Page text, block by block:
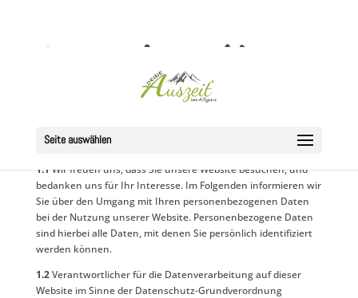
Seite auswählen
Datenschutzerklärung
1) Einleitung und
Verantwortlichen
1.1Wir freuen uns, dass Sie unsere Website besuchen, und
bedanken uns für Ihr Interesse. Im Folgenden informieren wir
Sie über den Umgang mit Ihren personenbezogenen Daten
bei der Nutzung unserer Website. Personenbezogene Daten
sind hierbei alle Daten, mit denen Sie persönlich identifiziert
werden können.
1.2Verantwortlicher für die Datenverarbeitung auf dieser
Website im Sinne der Datenschutz-Grundverordnung